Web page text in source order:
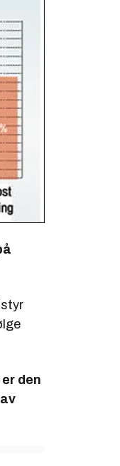
den